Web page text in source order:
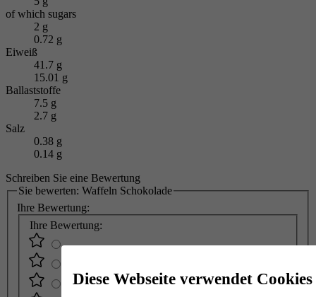
Diese Webseite verwendet Cookies
of which sugars
2 g
0.72 g
Eiweiß
41.7 g
15.01 g
Ballaststoffe
7.5 g
2.7 g
Salz
0.38 g
0.14 g
Schreiben Sie eine Bewertung
Sie bewerten: Waffeln Schokolade
Ihre Bewertung:
Ihre Bewertung: